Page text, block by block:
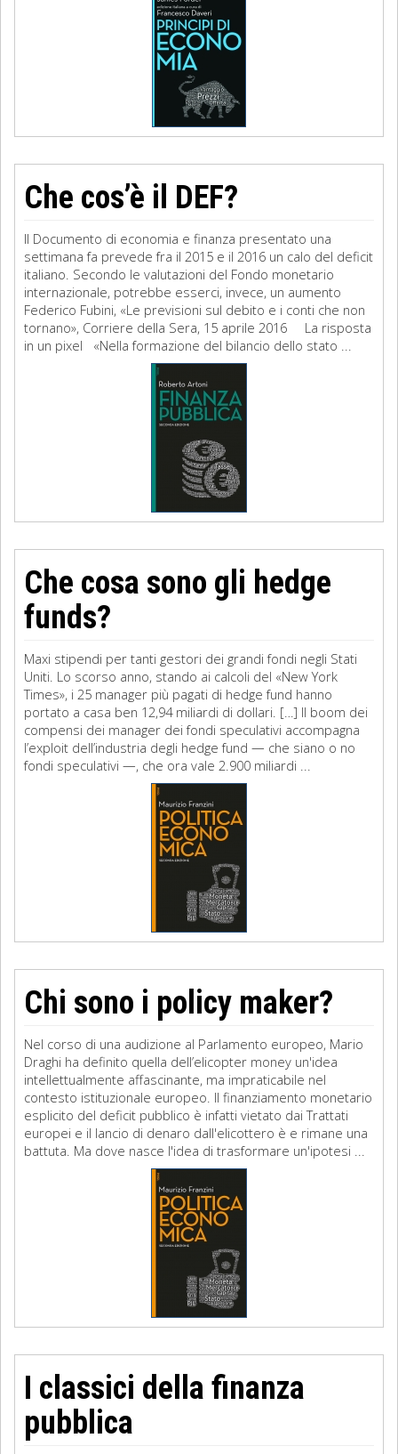
Che cos’è il DEF?
Il Documento di economia e finanza presentato una
settimana fa prevede fra il 2015 e il 2016 un calo del deficit
italiano. Secondo le valutazioni del Fondo monetario
internazionale, potrebbe esserci, invece, un aumento
Federico Fubini, «Le previsioni sul debito e i conti che non
tornano», Corriere della Sera, 15 aprile 2016 La risposta
in un pixel «Nella formazione del bilancio dello stato ...
Che cosa sono gli hedge
funds?
Maxi stipendi per tanti gestori dei grandi fondi negli Stati
Uniti. Lo scorso anno, stando ai calcoli del «New York
Times», i 25 manager più pagati di hedge fund hanno
portato a casa ben 12,94 miliardi di dollari. […] Il boom dei
compensi dei manager dei fondi speculativi accompagna
l’exploit dell’industria degli hedge fund — che siano o no
fondi speculativi —, che ora vale 2.900 miliardi ...
Chi sono i policy maker?
Nel corso di una audizione al Parlamento europeo, Mario
Draghi ha definito quella dell’elicopter money un'idea
intellettualmente affascinante, ma impraticabile nel
contesto istituzionale europeo. Il finanziamento monetario
esplicito del deficit pubblico è infatti vietato dai Trattati
europei e il lancio di denaro dall'elicottero è e rimane una
battuta. Ma dove nasce l'idea di trasformare un'ipotesi ...
I classici della finanza
pubblica